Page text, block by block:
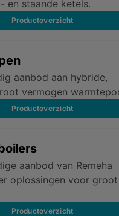
en staande ketels.
Productoverzicht
aanbod aan hybride,
vermogen
Productoverzicht
aanbod van Remeha
oplossingen voor groot
Productoverzicht